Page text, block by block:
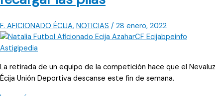
F. AFICIONADO ÉCIJA, NOTICIAS / 28 enero, 2022
La retirada de un equipo de la competición hace que el Nevaluz
Écija Unión Deportiva descanse este fin de semana.